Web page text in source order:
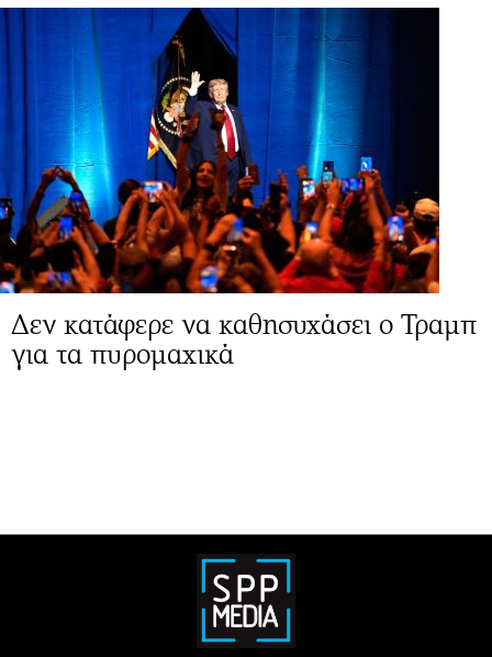
Δεν κατάφερε να καθησυχάσει ο Τραμπ
για τα πυρομαχικά